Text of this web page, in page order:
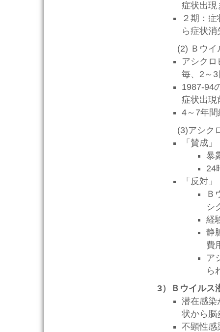
症状出現
２期：
ら症状
(2) Ｂウイ
アシクロ
毎、2～3
1987-94
症状出現
4～7年
(3)アシクロ
「賛成」
暴
24
「反対」
Ｂ
シ
経
静
費
ア
ら
3）Ｂウイルス
潜在感染
状から脳
不顕性感